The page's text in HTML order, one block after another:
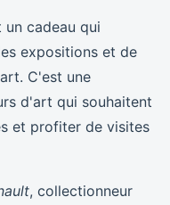
un cadeau qui
expositions et de
C'est une
d'art qui souhaitent
et profiter de visites
, collectionneur